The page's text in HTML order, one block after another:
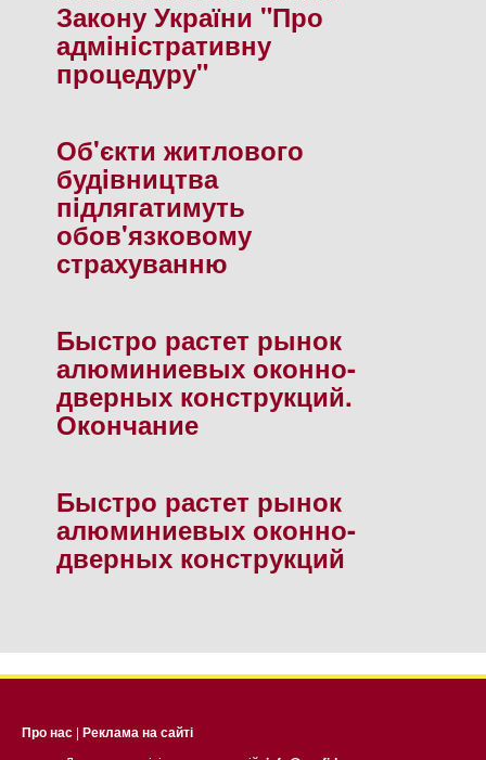
Закону України "Про
адмiнiстративну
процедуру"
Об'єкти житлового
будiвництва
пiдлягатимуть
обов'язковому
страхуванню
Быстро растет рынок
алюминиевых оконно-
дверных конструкций.
Окончание
Быстро растет рынок
алюминиевых оконно-
дверных конструкций
Про нас | Реклама на сайті